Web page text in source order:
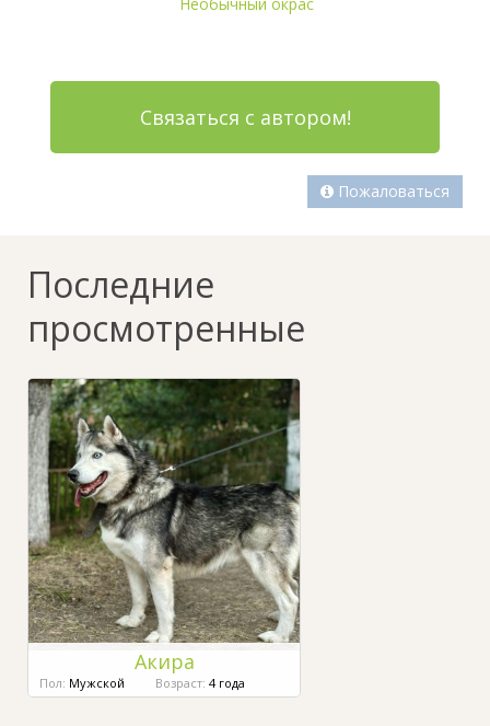
Связаться с автором!
Пожаловаться
Последние
просмотренные
Акира
Пол: Мужской Возраст: 4 года